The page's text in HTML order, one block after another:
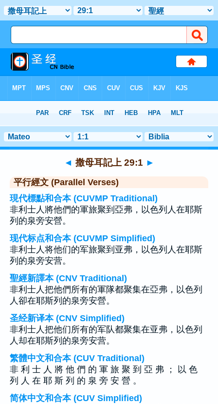
章 29 > 聖經金句 1
◄ 撒母耳記上 29:1 ►
平行經文 (Parallel Verses)
現代標點和合本 (CUVMP Traditional)
非利士人將他們的軍旅聚到亞弗，以色列人在耶斯
列的泉旁安營。
现代标点和合本 (CUVMP Simplified)
非利士人将他们的军旅聚到亚弗，以色列人在耶斯
列的泉旁安营。
聖經新譯本 (CNV Traditional)
非利士人把他們所有的軍隊都聚集在亞弗，以色列
人卻在耶斯列的泉旁安營。
圣经新译本 (CNV Simplified)
非利士人把他们所有的军队都聚集在亚弗，以色列
人却在耶斯列的泉旁安营。
繁體中文和合本 (CUV Traditional)
非 利 士 人 將 他 們 的 軍 旅 聚 到 亞 弗 ； 以 色
列 人 在 耶 斯 列 的 泉 旁 安 營 。
简体中文和合本 (CUV Simplified)